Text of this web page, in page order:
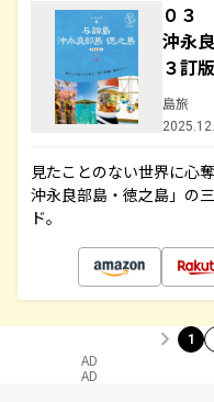
０３
沖永
３訂版
島旅
見たことのない世界に心
沖永良部島・徳之島」の
ド。
1
AD
AD